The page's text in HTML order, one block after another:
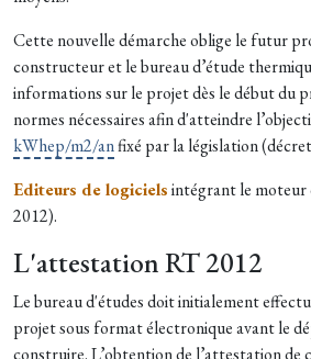
Cette nouvelle démarche oblige le futur
constructeur et le bureau d’étude
informations sur le projet dès le début du
normes nécessaires afin d'atteindre
kWhep/m2/anfixé par la législation
Editeurs de logicielsintégrant le moteur
2012).
L'attestation RT 2012
Le bureau d'études doit initialement
projet sous format électronique avant le
construire. L’obtention de l’attestation de